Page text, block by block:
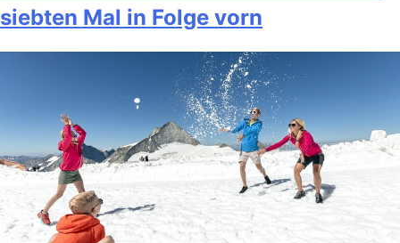
siebten Mal in Folge vorn